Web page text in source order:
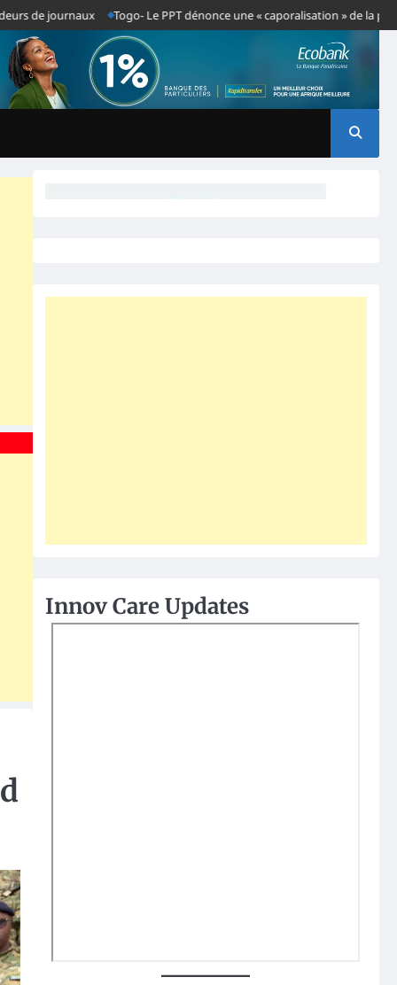
Togo- Le PPT dénonce une « caporalisation » de la presse
Innov Care Updates